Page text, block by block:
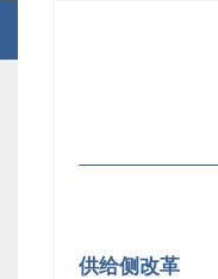
供给侧改革